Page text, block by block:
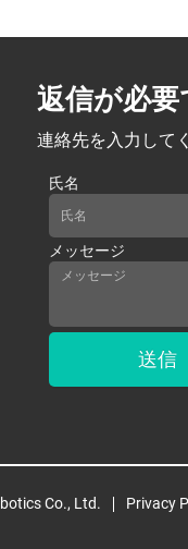
返信が必要
連絡先を入力して
氏名
メッセージ
送信
Co., Ltd. Privacy